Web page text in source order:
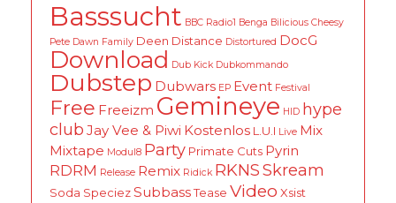
Basssucht BBC Radio1 Benga Bilicious Cheesy
Pete Dawn Family Deen Distance Distortured DocG
Download Dub Kick Dubkommando
Dubstep Dubwars EP Event Festival
Free Freeizm Gemineye HID hype
club Jay Vee & Piwi Kostenlos L.U.I Live Mix
Mixtape Modul8 Party Primate Cuts Pyrin
RDRM Release Remix Ridick RKNSSkream
Soda SpeciezSubbassTease Video Xsist